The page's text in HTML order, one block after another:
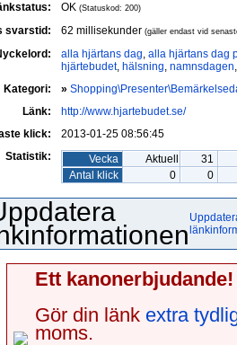
OK (Statuskod: 200)
svarstid: 62 millisekunder (gäller endast vid
alla hjärtans dag, alla hjärtans dag
hjärtebudet, hälsning, namnsdagen
Kategori:
»
Länk:
http://www.hjartebudet.se/
klick:
2013-01-25 08:56:45
Statistik:
Vecka Aktuell
31
Antal klick
0 0
Ett kanonerbjudande!
Gör din länk extra
moms.